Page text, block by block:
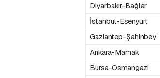
Diyarbakır-Bağlar
İstanbul-Esenyurt
Gaziantep-Şahinbey
Ankara-Mamak
Bursa-Osmangazi